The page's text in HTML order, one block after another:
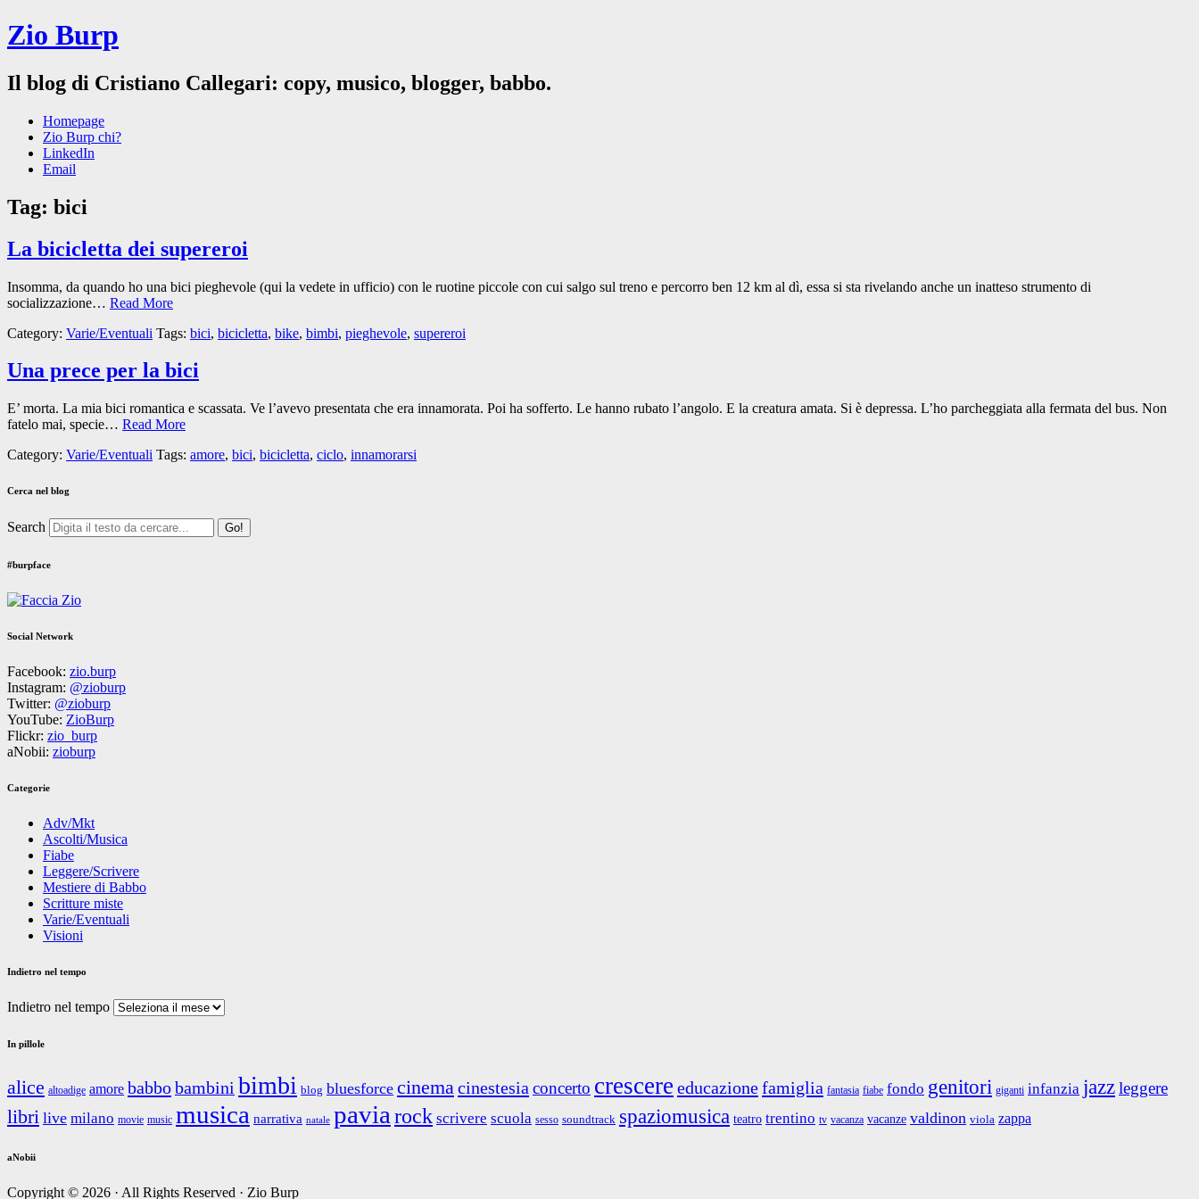
Zio Burp
Il blog di Cristiano Callegari: copy, musico, blogger, babbo.
Homepage
Zio Burp chi?
LinkedIn
Email
Tag: bici
La bicicletta dei supereroi
Insomma, da quando ho una bici pieghevole (qui la vedete in ufficio) con le ruotine piccole con cui salgo sul treno e percorro ben 12 km al dì, essa si sta rivelando anche un inatteso strumento di
socializzazione… Read More
Category: Varie/Eventuali Tags: bici, bicicletta, bike, bimbi, pieghevole, supereroi
Una prece per la bici
E’ morta. La mia bici romantica e scassata. Ve l’avevo presentata che era innamorata. Poi ha sofferto. Le hanno rubato l’angolo. E la creatura amata. Si è depressa. L’ho parcheggiata alla fermata del bus. Non
fatelo mai, specie… Read More
Category: Varie/Eventuali Tags: amore, bici, bicicletta, ciclo, innamorarsi
Cerca nel blog
Search
#burpface
Social Network
Facebook: zio.burp
Instagram: @zioburp
Twitter: @zioburp
YouTube: ZioBurp
Flickr: zio_burp
aNobii: zioburp
Categorie
Adv/Mkt
Ascolti/Musica
Fiabe
Leggere/Scrivere
Mestiere di Babbo
Scritture miste
Varie/Eventuali
Visioni
Indietro nel tempo
Indietro nel tempo
In pillole
alice altoadige amore babbobambini bimbi blog bluesforce cinemacinestesia concerto crescere educazionefamiglia fantasia fiabe fondo genitori giganti infanzia jazzleggere
libri live milano movie music musica narrativa natale pavia rock scrivere scuola sesso soundtrack spaziomusica teatro trentino tv vacanza vacanze valdinon viola zappa
aNobii
Copyright © 2026 · All Rights Reserved · Zio Burp